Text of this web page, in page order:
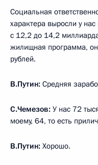
Социальная
характера выросли у
с 12,2 до 14,2
жилищная программа,
рублей.
В.Путин: Средняя
С.Чемезов: У нас 72
моему, 64, то есть
В.Путин: Хорошо.